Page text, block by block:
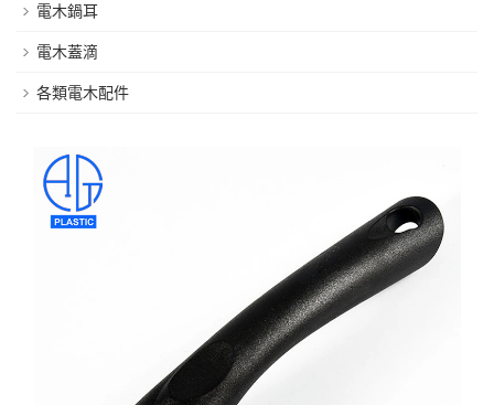
電木鍋耳
電木蓋滴
各類電木配件